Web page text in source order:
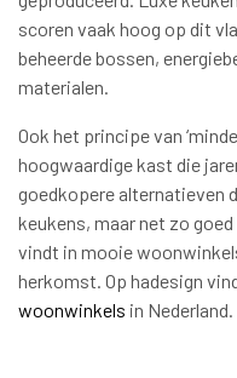
scoren vaak hoog op dit
beheerde bossen,
materialen.
Ook het principe van
hoogwaardige kast die
goedkopere alternatieven
keukens, maar net zo
vindt in mooie
herkomst. Op hadesign
woonwinkels in Nederland.